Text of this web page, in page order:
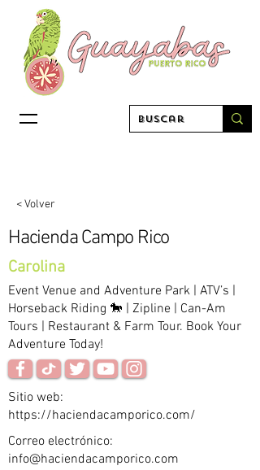
< Volver
Hacienda Campo Rico
Carolina
Event Venue and Adventure Park | ATV’s |
Horseback Riding 🐎 | Zipline | Can-Am
Tours | Restaurant & Farm Tour. Book Your
Adventure Today!
Sitio web:
https://haciendacamporico.com/
Correo electrónico:
info@haciendacamporico.com